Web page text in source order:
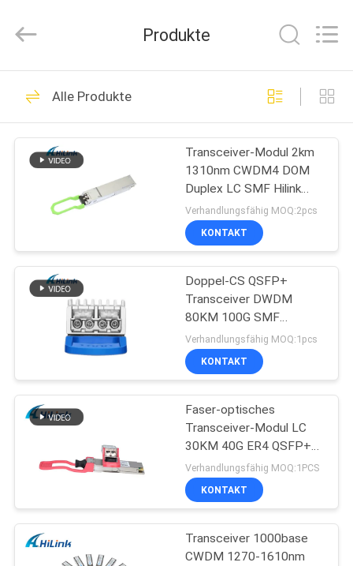
HAUSE
PRODUKTE
ÜBER
WERKSBESICHTIGUNG
QUALITÄTSKONTROLLE
KONTAKT
MIT
RECHTSSACHEN
Co.,Ltd..
Optisches
Transceivermodul
420
Sfp-
Modul
189
SFP+-Transceiver-
238
Produkte
Alle Produkte
Transceiver-Modul 2km
1310nm CWDM4 DOM
Duplex LC SMF Hilink
200G QSFP56 FR4 QSFP
Verhandlungsfähig MOQ:2pcs
KONTAKT
Doppel-CS QSFP+
Transceiver DWDM
80KM 100G SMF
QSFP28-100G-ZR4 für
FTTH
Verhandlungsfähig MOQ:1pcs
KONTAKT
Faser-optisches
Transceiver-Modul LC
30KM 40G ER4 QSFP+
Transceiver-LVTTL
Verhandlungsfähig MOQ:1PCS
KONTAKT
Transceiver 1000base
CWDM 1270-1610nm